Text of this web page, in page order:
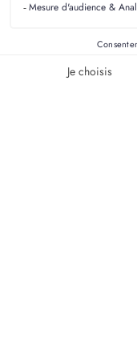
Liens utiles